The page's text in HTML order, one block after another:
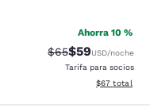
Ahorra 10 %
Precio tachado:
$65Precio con
$59USD/noche
Tarifa para socios
Ver detalles
$67 total